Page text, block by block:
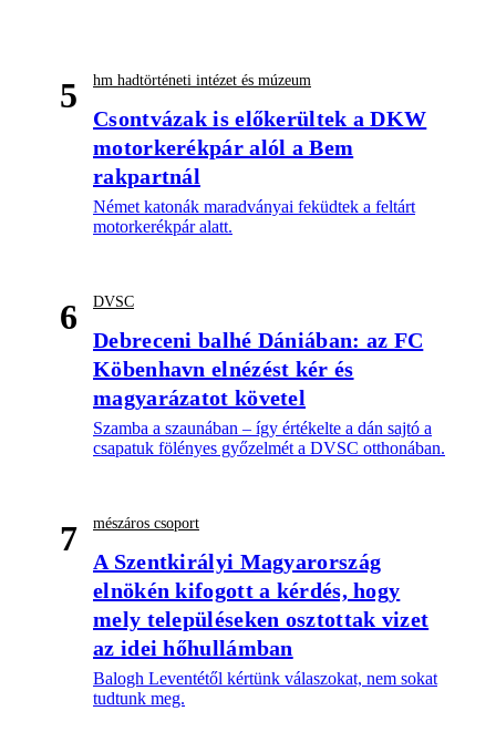
5 hm hadtörténeti intézet és múzeum
Csontvázak is előkerültek a DKW
motorkerékpár alól a Bem
rakpartnál
Német katonák maradványai feküdtek a feltárt
motorkerékpár alatt.
6 DVSC
Debreceni balhé Dániában: az FC
Köbenhavn elnézést kér és
magyarázatot követel
Szamba a szaunában – így értékelte a dán sajtó a
csapatuk fölényes győzelmét a DVSC otthonában.
7 mészáros csoport
A Szentkirályi Magyarország
elnökén kifogott a kérdés, hogy
mely településeken osztottak vizet
az idei hőhullámban
Balogh Leventétől kértünk válaszokat, nem sokat
tudtunk meg.